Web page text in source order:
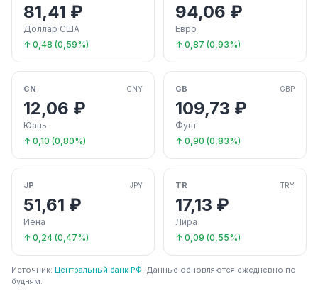
81,41 ₽
Доллар США
↑ 0,48 (0,59%)
94,06 ₽
Евро
↑ 0,87 (0,93%)
CN CNY
12,06 ₽
Юань
↑ 0,10 (0,80%)
GB GBP
109,73 ₽
Фунт
↑ 0,90 (0,83%)
JP JPY
51,61 ₽
Иена
↑ 0,24 (0,47%)
TR TRY
17,13 ₽
Лира
↑ 0,09 (0,55%)
Источник: Центральный банк РФ. Данные обновляются ежедневно по
будням.